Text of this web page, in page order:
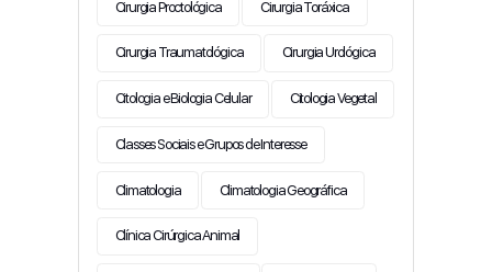
Cirurgia Proctológica Cirurgia Toráxica
Cirurgia Traumatológica Cirurgia Urológica
Citologia e Biologia Celular Citologia Vegetal
Classes Sociais e Grupos de Interesse
Climatologia Climatologia Geográfica
Clínica Cirúrgica Animal